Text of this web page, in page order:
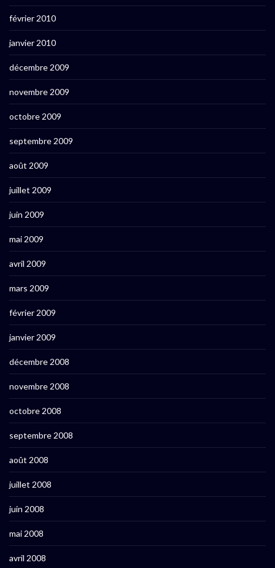
février 2010
janvier 2010
décembre 2009
novembre 2009
octobre 2009
septembre 2009
août 2009
juillet 2009
juin 2009
mai 2009
avril 2009
mars 2009
février 2009
janvier 2009
décembre 2008
novembre 2008
octobre 2008
septembre 2008
août 2008
juillet 2008
juin 2008
mai 2008
avril 2008